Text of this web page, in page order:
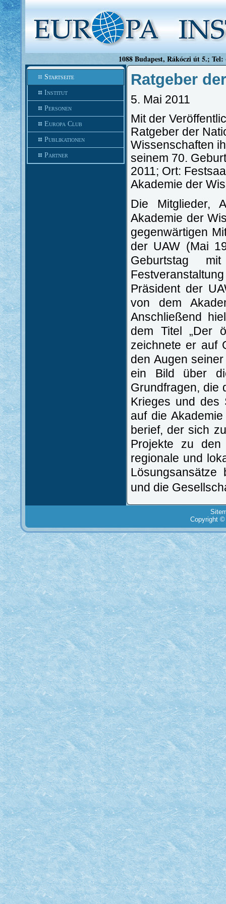
1088 Budapest, Rákóczi út 5.;
Startseite
Institut
Personen
Europa Club
Publikationen
Partner
Ratgeber
5. Mai 2011
Mit der
Ratgeber der
Wissenschaften
seinem 70.
2011; Ort:
Akademie der
Die Mitglieder,
Akademie der
gegenwärtigen
der UAW (Mai
Geburtstag
Präsident der
von dem
Anschließend
dem Titel „Der
zeichnete er auf
den Augen
ein Bild über
Grundfragen, die
Krieges und des
auf die
berief, der sich
Projekte zu den
regionale und
Lösungsansätze
und die
Copyright ©